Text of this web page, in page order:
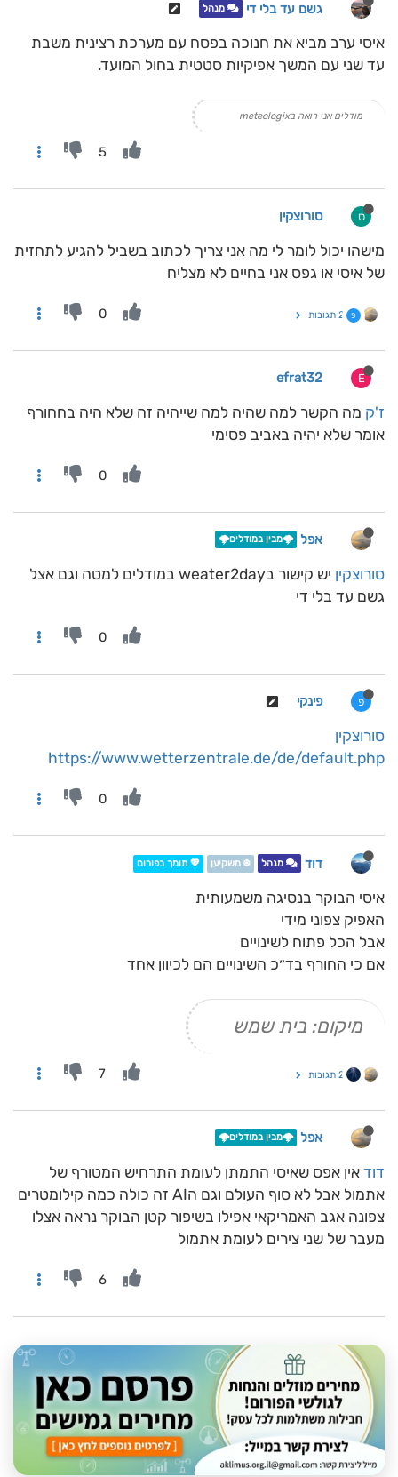
גשם עד בלי די מנהל
איסי ערב מביא את חנוכה בפסח עם מערכת רצינית משבת
עד שני עם המשך אפיקיות סטטית בחול המועד.
מודלים אני רואה בmeteologix
5
ס סורוצקין
מישהו יכול לומר לי מה אני צריך לכתוב בשביל להגיע לתחזית
של איסי או גפס אני בחיים לא מצליח
פ 2 תגובות 0
E
efrat32
ז'ק מה הקשר למה שהיה למה שייהיה זה שלא היה בחחורף
אומר שלא יהיה באביב פסימי
0
אפל 🌩️מבין במודלים🌩️
סורוצקין
יש קישור בweater2day במודלים למטה וגם אצל
גשם עד בלי די
0
פ פינקי
סורוצקין
https://www.wetterzentrale.de/de/default.php
0
דוד מנהל ❄️ משקיען 💖 תומך בפורום
איסי הבוקר בנסיגה משמעותית
האפיק צפוני מידי
אבל הכל פתוח לשינויים
אם כי החורף בד״כ השינויים הם לכיוון אחד
מיקום: בית שמש
2 תגובות 7
אפל 🌩️מבין במודלים🌩️
דוד אין אפס שאיסי התמתן לעומת התרחיש המטורף של
אתמול אבל לא סוף העולם וגם הAI זה כולה כמה קילומטרים
צפונה אגב האמריקאי אפילו בשיפור קטן הבוקר נראה אצלו
מעבר של שני צירים לעומת אתמול
6